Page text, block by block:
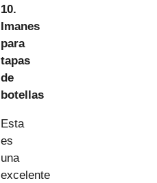
10.
Imanes
para
tapas
de
botellas
Esta
es
una
excelente